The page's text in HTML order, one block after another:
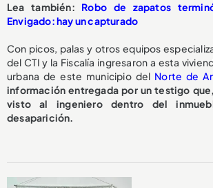
Lea también: Robo de zapatos
Envigado: hay un capturado
Con picos, palas y otros equipos
del CTI y la Fiscalía ingresaron a esta
urbana de este municipio del Norte de
información entregada por un testigo
visto al ingeniero dentro del
desaparición.